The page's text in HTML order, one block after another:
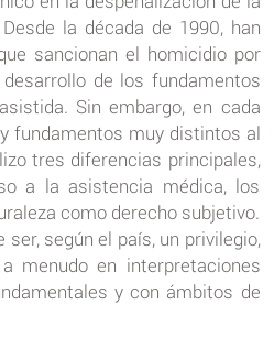
la década de 1990, han
sancionan el homicidio por
de los fundamentos
Sin embargo, en cada
fundamentos muy distintos al
tres diferencias principales,
a la asistencia médica, los
como derecho subjetivo.
según el país, un privilegio,
menudo en interpretaciones
y con ámbitos de